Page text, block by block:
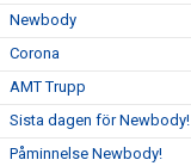
Newbody
Corona
AMT Trupp
Sista dagen för Newbody!
Påminnelse Newbody!